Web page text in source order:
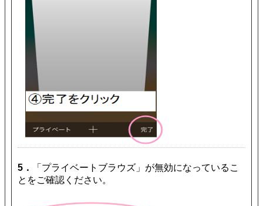
5．
「プライベートブラウズ」が無効になっているこ
とをご確認ください。